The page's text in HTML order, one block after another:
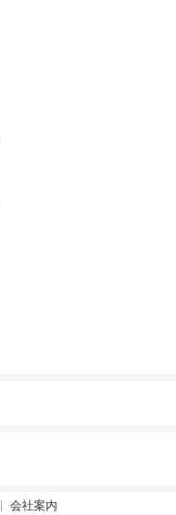
会社案内